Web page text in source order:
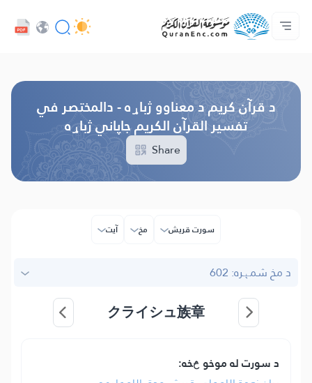
کور‌پاڼه
د ژباړو فهرست
Audio
د پراختیا ورکوونکو چوپړتیاوې - API
د پروژې په اړه
مونږ سره اړیکه ونیسه
ژبه
د قرآن کریم د معناوو ژباړه - دالمختصر في
تفسير القرآن الكريم جاپاني ژباړه
Share
سورت قریش مخ آیت
د مخ شمېره: 602
クライシュ族章
د سورت له موخو څخه: